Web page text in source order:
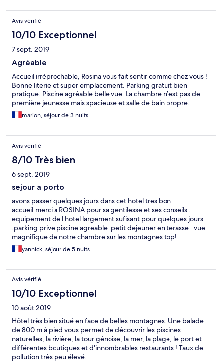
Avis vérifié
10/10 Exceptionnel
7 sept. 2019
Agréable
Accueil irréprochable, Rosina vous fait sentir comme chez vous !
Bonne literie et super emplacement. Parking gratuit bien
pratique. Piscine agréable belle vue. La chambre n’est pas de
première jeunesse mais spacieuse et salle de bain propre.
marion, séjour de 3 nuits
Avis vérifié
8/10 Très bien
6 sept. 2019
sejour a porto
avons passer quelques jours dans cet hotel tres bon
accueil.merci a ROSINA pour sa gentilesse et ses conseils .
equipement de l hotel largement sufisant pour quelques jours
.parking prive piscine agreable .petit dejeuner en terasse . vue
magnifique de notre chambre sur les montagnes top!
yannick, séjour de 5 nuits
Avis vérifié
10/10 Exceptionnel
10 août 2019
Hôtel très bien situé en face de belles montagnes. Une balade
de 800 m à pied vous permet de découvrir les piscines
naturelles, la rivière, la tour génoise, la mer, la plage, le port et
différentes boutiques et d'innombrables restaurants ! Taux de
pollution très peu élevé.